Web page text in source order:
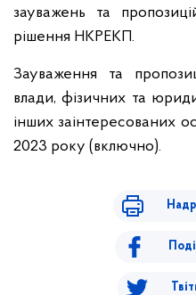
зауважень та
рішення НКРЕКП.
Зауваження та
влади, фізичних та
інших заінтересованих
2023 року (включно).